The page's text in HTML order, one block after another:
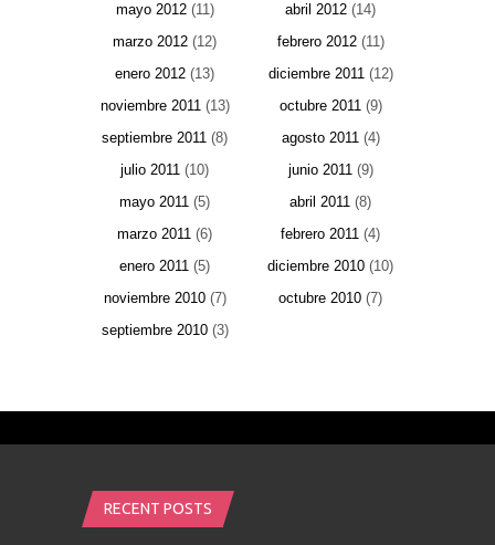
mayo 2012(11) abril 2012 (14)
marzo 2012 (12) febrero 2012(11)
enero 2012 (13) diciembre 2011(12)
noviembre 2011(13) octubre 2011(9)
septiembre 2011 (8) agosto 2011(4)
julio 2011 (10) junio 2011(9)
mayo 2011 (5) abril 2011 (8)
marzo 2011 (6) febrero 2011 (4)
enero 2011 (5) diciembre 2010 (10)
noviembre 2010(7) octubre 2010 (7)
septiembre 2010(3)
RECENT POSTS